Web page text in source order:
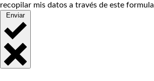
recopilar mis datos a través de este
Enviar